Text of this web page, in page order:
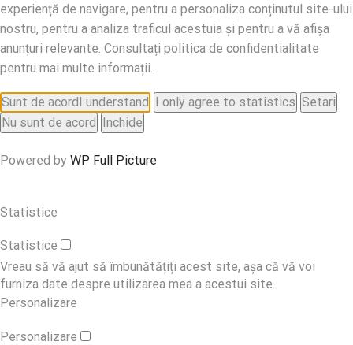
experiență de navigare, pentru a personaliza conținutul site-ului
nostru, pentru a analiza traficul acestuia și pentru a vă afișa
anunțuri relevante. Consultați politica de confidentialitate
pentru mai multe informații.
Sunt de acord I understand I only agree to statistics Setari
Nu sunt de acord
Inchide
Powered by WP Full Picture
Statistice
Statistice
Vreau să vă ajut să îmbunătățiți acest site, așa că vă voi
furniza date despre utilizarea mea a acestui site.
Personalizare
Personalizare